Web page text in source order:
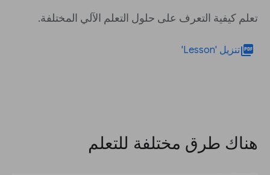
تعلم كيفية التعرف على حلول التعلم الآلي المختلفة.
picture_as_pdfتنزيل 'Lesson'
هناك طرق مختلفة للتعلم